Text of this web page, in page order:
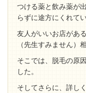
つける薬と飲み薬が
らずに途方にくれてい
友人がいいお店があ
（先生すみません）
そこでは、脱毛の原
した。
そしてさらに、詳し